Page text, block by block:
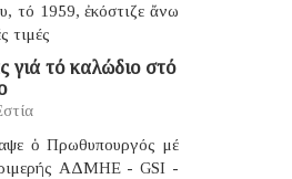
τό 1959, ἐκόστιζε ἄνω
τιμές
γιά τό καλώδιο στό
ὁ Πρωθυπουργός μέ
ΑΔΜΗΕ - GSI -